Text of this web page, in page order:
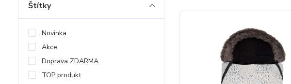
Štítky
Novinka
Akce
Doprava ZDARMA
TOP produkt